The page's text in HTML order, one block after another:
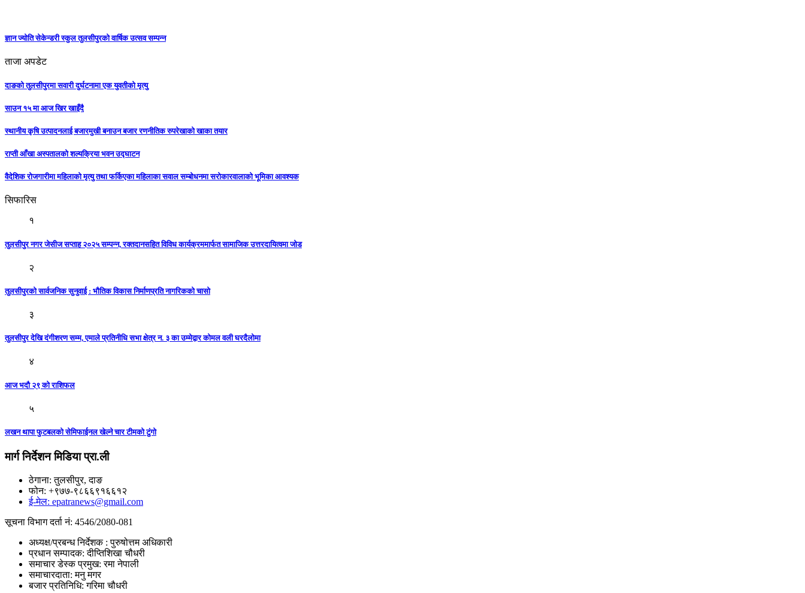
ज्ञान ज्योति सेकेन्डरी स्कुल तुलसीपुरको वार्षिक उत्सव सम्पन्न
ताजा अपडेट
दाङको तुलसीपुरमा सवारी दुर्घटनामा एक युवतीको मृत्यु
साउन १५ मा आज खिर खाइँदै
स्थानीय कृषि उत्पादनलाई बजारमुखी बनाउन बजार रणनीतिक रुपरेखाको खाका तयार
राप्ती आँखा अस्पतालको शल्यक्रिया भवन उद्घाटन
वैदेशिक रोजगारीमा महिलाको मृत्यु तथा फर्किएका महिलाका सवाल सम्बोधनमा सरोकारवालाको भूमिका आवश्यक
सिफारिस
१
तुलसीपुर नगर जेसीज सप्ताह २०२५ सम्पन्न, रक्तदानसहित विविध कार्यक्रममार्फत सामाजिक उत्तरदायित्वमा जोड
२
तुलसीपुरको सार्वजनिक सुनुवाई : भौतिक विकास निर्माणप्रति नागरिकको चासो
३
तुलसीपुर देखि दंगीशरण सम्म, एमाले प्रतिनीधि सभा क्षेत्र न. ३ का उम्मेद्वार कोमल वली घरदैलोमा
४
आज भदौ २९ काे राशिफल
५
लखन थापा फुटबलको सेमिफाईनल खेल्ने चार टीमको टुंगो
मार्ग निर्देशन मिडिया प्रा.ली
ठेगाना: तुलसीपुर, दाङ
फोन: +९७७-९८६६९१६६१२
ई-मेल: epatranews@gmail.com
सूचना विभाग दर्ता नं: 4546/2080-081
अध्यक्ष/प्रबन्ध निर्देशक : पुरुषोत्तम अधिकारी
प्रधान सम्पादक: दीप्तिशिखा चौधरी
समाचार डेस्क प्रमुख: रमा नेपाली
समाचारदाता: मनु मगर
बजार प्रतिनिधि: गरिमा चौधरी